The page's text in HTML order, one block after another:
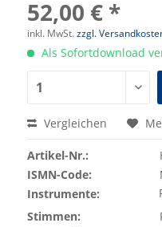
52,00 € *
inkl. MwSt.zzgl.
Als Sofortdownload
Vergleichen
Artikel-Nr.:
ISMN-Code:
Instrumente:
Stimmen: